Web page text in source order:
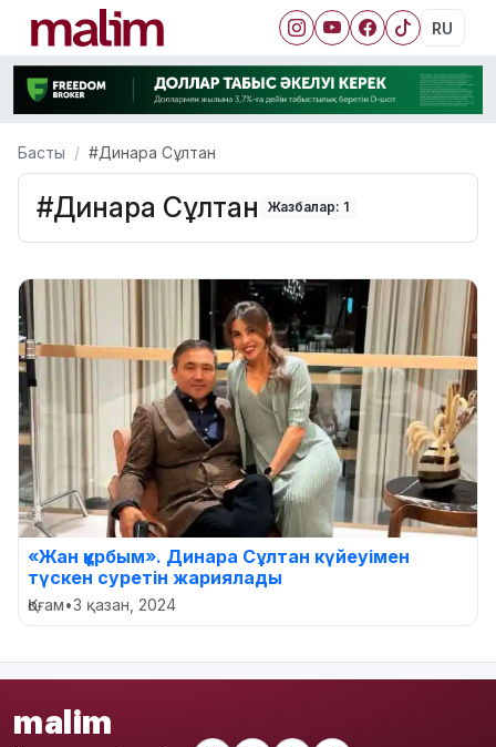
RU
Басты #Динара Сұлтан
#Динара Сұлтан Жазбалар: 1
«Жан құрбым». Динара Сұлтан күйеуімен
түскен суретін жариялады
Қоғам•3 қазан, 2024
malim